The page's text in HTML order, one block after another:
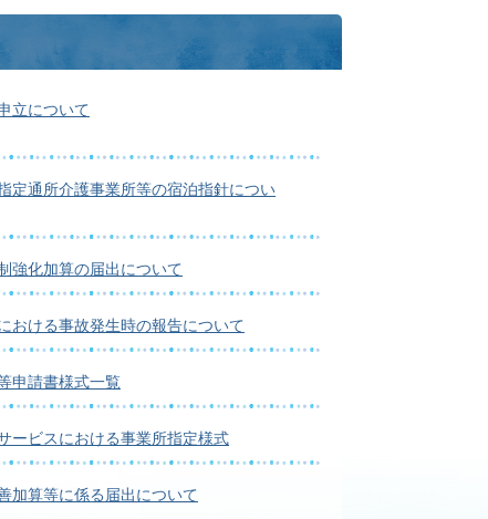
立について
定通所介護事業所等の宿泊指針につい
強化加算の届出について
おける事故発生時の報告について
申請書様式一覧
ービスにおける事業所指定様式
加算等に係る届出について